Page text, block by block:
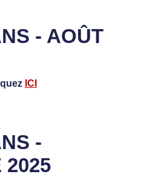
- AOÛT
ICI
-
2025